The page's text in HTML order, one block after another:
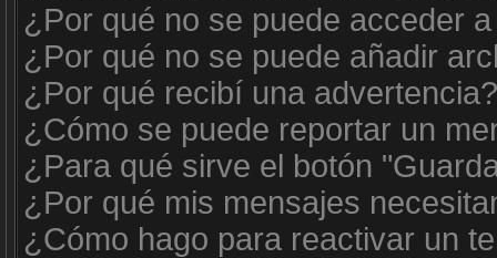
¿Por qué no se puede acceder
¿Por qué no se puede añadir
¿Por qué recibí una advertencia?
¿Cómo se puede reportar un
¿Para qué sirve el botón
¿Por qué mis mensajes
¿Cómo hago para reactivar un